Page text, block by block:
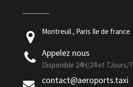
Montreuil , Paris Ile de france
Appelez nous
Disponible 24H/24 et 7Jours/7
contact@aeroports.taxi